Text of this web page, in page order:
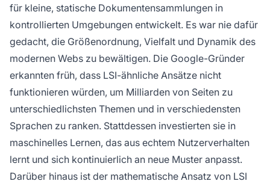
für kleine, statische Dokumentensammlungen in
kontrollierten Umgebungen entwickelt. Es war nie dafür
gedacht, die Größenordnung, Vielfalt und Dynamik des
modernen Webs zu bewältigen. Die Google-Gründer
erkannten früh, dass LSI-ähnliche Ansätze nicht
funktionieren würden, um Milliarden von Seiten zu
unterschiedlichsten Themen und in verschiedensten
Sprachen zu ranken. Stattdessen investierten sie in
maschinelles Lernen, das aus echtem Nutzerverhalten
lernt und sich kontinuierlich an neue Muster anpasst.
Darüber hinaus ist der mathematische Ansatz von LSI